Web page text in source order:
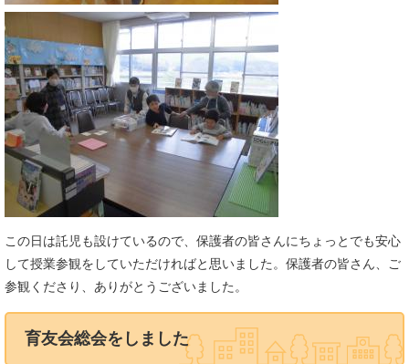
この日は託児も設けているので、保護者の皆さんにちょっとでも安心
して授業参観をしていただければと思いました。保護者の皆さん、ご
参観くださり、ありがとうございました。
育友会総会をしました